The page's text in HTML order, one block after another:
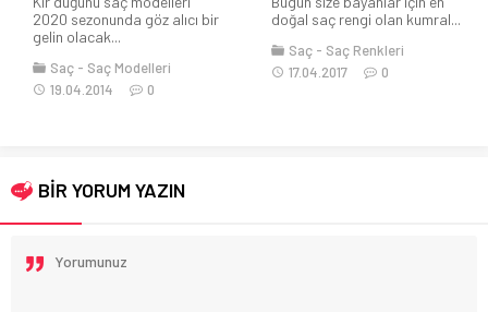
2020 sezonunda göz alıcı bir
gelin olacak...
Saç
Saç Modelleri
19.04.2014
0
doğal saç rengi olan kumral...
Saç
Saç Renkleri
17.04.2017
0
BİR YORUM YAZIN